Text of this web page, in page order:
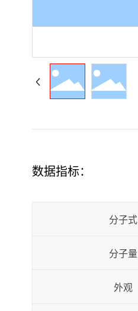
数据指标：
分子式
分子量
外观